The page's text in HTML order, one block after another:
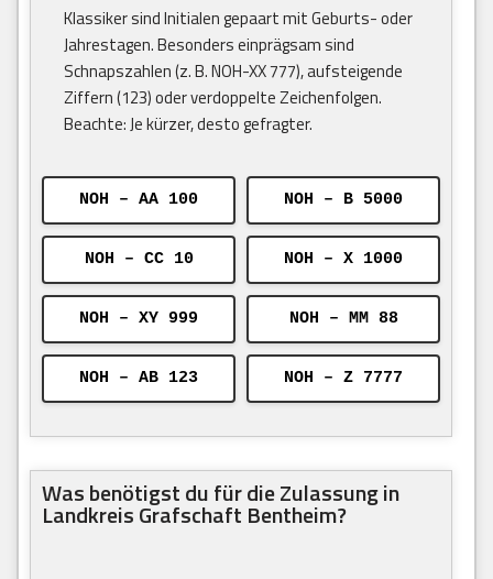
Klassiker sind Initialen gepaart mit Geburts- oder
Jahrestagen. Besonders einprägsam sind
Schnapszahlen (z. B. NOH-XX 777), aufsteigende
Ziffern (123) oder verdoppelte Zeichenfolgen.
Beachte: Je kürzer, desto gefragter.
NOH – AA 100 NOH – B 5000
NOH – CC 10 NOH – X 1000
NOH – XY 999 NOH – MM 88
NOH – AB 123 NOH – Z 7777
Was benötigst du für die Zulassung in
Landkreis Grafschaft Bentheim?